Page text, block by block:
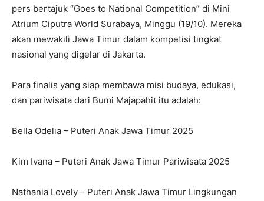
pers bertajuk “Goes to National Competition” di Mini
Atrium Ciputra World Surabaya, Minggu (19/10). Mereka
akan mewakili Jawa Timur dalam kompetisi tingkat
nasional yang digelar di Jakarta.
Para finalis yang siap membawa misi budaya, edukasi,
dan pariwisata dari Bumi Majapahit itu adalah:
Bella Odelia – Puteri Anak Jawa Timur 2025
Kim Ivana – Puteri Anak Jawa Timur Pariwisata 2025
Nathania Lovely – Puteri Anak Jawa Timur Lingkungan